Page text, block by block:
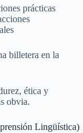
prácticas
billetera en la
ética y
obvia.
Lingüística)